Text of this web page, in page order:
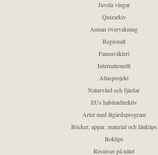
Juvela vingar
Quizarkiv
Annan övervakning
Regionalt
Faunaväkteri
Internationellt
Atlasprojekt
Naturvård och fjärilar
EUs habitatdirektiv
Arter med åtgärdsprogram
Böcker, appar, material och länktips
Boktips
Resurser på nätet